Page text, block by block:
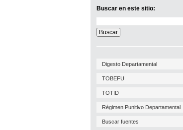
Buscar en este sitio:
en
este
sitio:
Digesto Departamental
TOBEFU
TOTID
Régimen Punitivo Departamental
Buscar fuentes